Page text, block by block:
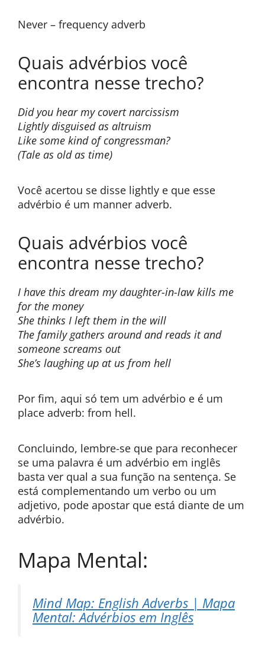
Never – frequency adverb
Quais advérbios você
encontra nesse trecho?
Did you hear my covert narcissism
Lightly disguised as altruism
Like some kind of congressman?
(Tale as old as time)
Você acertou se disse lightly e que esse
advérbio é um manner adverb.
Quais advérbios você
encontra nesse trecho?
I have this dream my daughter-in-law kills me
for the money
She thinks I left them in the will
The family gathers around and reads it and
someone screams out
She’s laughing up at us from hell
Por fim, aqui só tem um advérbio e é um
place adverb: from hell.
Concluindo, lembre-se que para reconhecer
se uma palavra é um advérbio em inglês
basta ver qual a sua função na sentença. Se
está complementando um verbo ou um
adjetivo, pode apostar que está diante de um
advérbio.
Mapa Mental:
Mind Map: English Adverbs | Mapa
Mental: Advérbios em Inglês